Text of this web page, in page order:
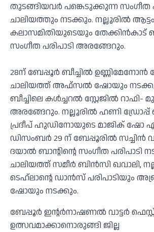
തുടങ്ങിയവർ പങ്കെടുക്കുന്ന സംഗീത
ചാലിയത്തും നടക്കും. നല്ലൂരിൽ ആട്ടം
കലാസമിതിയുടെയും തേക്കിൻകാട്
സംഗീത പരിപാടി അരങ്ങേറും.
28ന് ബേപ്പൂർ ബീച്ചിൽ
ചാലിയത്ത് അഫ്സൽ ഷോയും
ബീച്ചിലെ കൾച്ചറൽ സ്റ്റേജിൽ
അരങ്ങേറും. നല്ലൂരിൽ ഹണി
പ്രദീപ് ഹുഡിനോയുടെ മാജിക് ഷോ
ഡിസംബർ 29 ന് ബേപ്പൂരിൽ സച്ചിൻ
ദയാൽ ബാന്റിന്റെ സംഗീത പരിപാടി
ചാലിയത്ത് സമീർ ബിൻസി ഖവാലി,
ടെഹ്ലാന്റെ ഡാൻസ് പരിപാടിയും
ഷോയും നടക്കും.
ബേപ്പൂര്‍ ഇന്റര്‍നാഷണല്‍ വാട്ടർ
ഉത്സവമാക്കാനൊരുങ്ങി ജില്ല